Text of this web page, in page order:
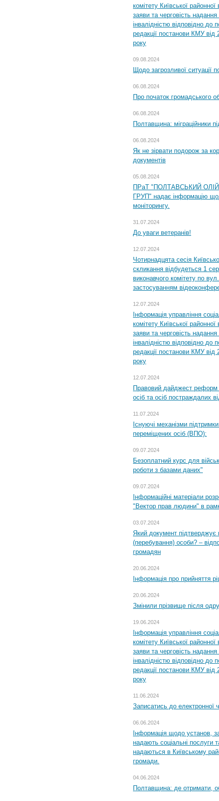
комітету Київської
заяви та черговість надання
інвалідністю відповідно
редакції постанови КМУ
року
09.08.2024
Щодо загрозливої ситуації
06.08.2024
Про початок громадського
06.08.2024
Полтавщина: міграційники
06.08.2024
Як не зірвати подорож за
документів
05.08.2024
ПРаТ "ПОЛТАВСЬКИЙ
ГРУП" надає інформацію
моніторингу.
31.07.2024
До уваги ветеранів!
12.07.2024
Чотирнадцята сесія
скликання відбудеться 1
виконавчого комітету по
застосуванням
12.07.2024
Інформація управління
комітету Київської
заяви та черговість надання
інвалідністю відповідно
редакції постанови КМУ
року
12.07.2024
Правовий дайджест реформ
осіб та осіб постраждалих
11.07.2024
Існуючі механізми
переміщених осіб (ВПО):
09.07.2024
Безоплатний курс для
роботи з базами даних"
09.07.2024
Інформаційні матеріали
"Вектор прав людини" в
03.07.2024
Який документ підтверджує
(перебування) особи? –
громадян
20.06.2024
Інформація про прийняття
20.06.2024
Змінили прізвище після
19.06.2024
Інформація управління
комітету Київської
заяви та черговість надання
інвалідністю відповідно
редакції постанови КМУ
року
11.06.2024
Записатись до електронної
06.06.2024
Інформація щодо установ,
надають соціальні послуги
надаються в Київському
громади.
04.06.2024
Полтавщина: де отримати,